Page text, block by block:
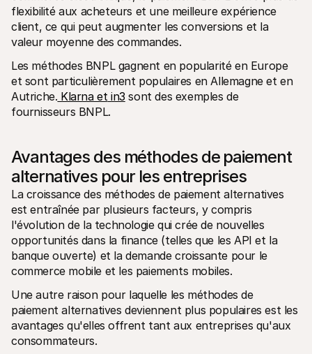
flexibilité aux acheteurs et une meilleure expérience
client, ce qui peut augmenter les conversions et la
valeur moyenne des commandes.
Les méthodes BNPL gagnent en popularité en Europe
et sont particulièrement populaires en Allemagne et en
Autriche. Klarna et in3 sont des exemples de
fournisseurs BNPL.
Avantages des méthodes de paiement
alternatives pour les entreprises
La croissance des méthodes de paiement alternatives
est entraînée par plusieurs facteurs, y compris
l'évolution de la technologie qui crée de nouvelles
opportunités dans la finance (telles que les API et la
banque ouverte) et la demande croissante pour le
commerce mobile et les paiements mobiles.
Une autre raison pour laquelle les méthodes de
paiement alternatives deviennent plus populaires est les
avantages qu'elles offrent tant aux entreprises qu'aux
consommateurs.